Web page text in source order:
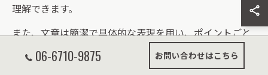
理解できます。
また、文章は簡潔で具体的な表現を用い、ポイントごと
に箇条書きで整理することが望ましいです。図表や写真
を活用して視覚的に分かりやすくすることも重要で、こ
06-6710-9875 お問い合わせはこちら